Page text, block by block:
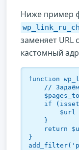
Ниже пример
заменяет URL
кастомный
function
//
if
$url
    }
return
}